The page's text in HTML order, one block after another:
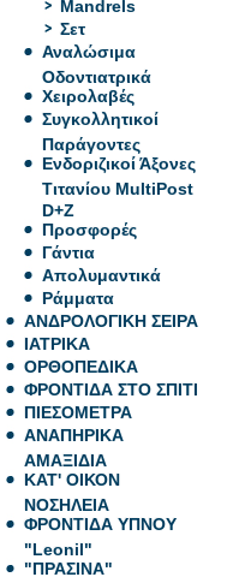
Mandrels
Σετ
Αναλώσιμα
Οδοντιατρικά
Χειρολαβές
Συγκολλητικοί
Παράγοντες
Ενδοριζικοί Άξονες
Τιτανίου MultiPost
D+Z
Προσφορές
Γάντια
Απολυμαντικά
Ράμματα
ΑΝΔΡΟΛΟΓΙΚΗ ΣΕΙΡΑ
ΙΑΤΡΙΚΑ
ΟΡΘΟΠΕΔΙΚΑ
ΦΡΟΝΤΙΔΑ ΣΤΟ ΣΠΙΤΙ
ΠΙΕΣΟΜΕΤΡΑ
ΑΝΑΠΗΡΙΚΑ
ΑΜΑΞΙΔΙΑ
ΚΑΤ' ΟΙΚΟΝ
ΝΟΣΗΛΕΙΑ
ΦΡΟΝΤΙΔΑ ΥΠΝΟΥ
"Leonil"
"ΠΡΑΣΙΝΑ"